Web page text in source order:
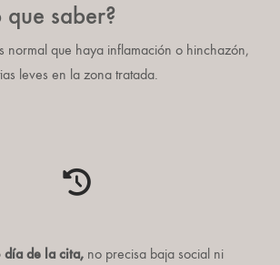
saber?
normal que haya inflamación o hinchazón,
leves en la zona tratada.
día de la cita, no precisa baja social ni